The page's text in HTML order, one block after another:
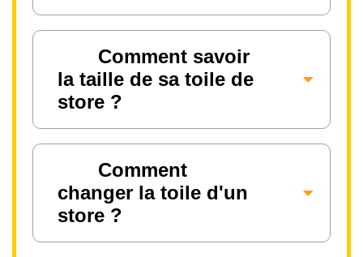
Comment savoir
la taille de sa toile de
store ?
Comment
changer la toile d'un
store ?